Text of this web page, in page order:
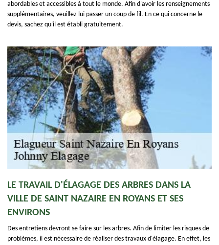
abordables et accessibles à tout le monde. Afin d'avoir les renseignements
supplémentaires, veuillez lui passer un coup de fil. En ce qui concerne le
devis, sachez qu'il est établi gratuitement.
LE TRAVAIL D'ÉLAGAGE DES ARBRES DANS LA
VILLE DE SAINT NAZAIRE EN ROYANS ET SES
ENVIRONS
Des entretiens devront se faire sur les arbres. Afin de limiter les risques de
problèmes, il est nécessaire de réaliser des travaux d'élagage. En effet, les